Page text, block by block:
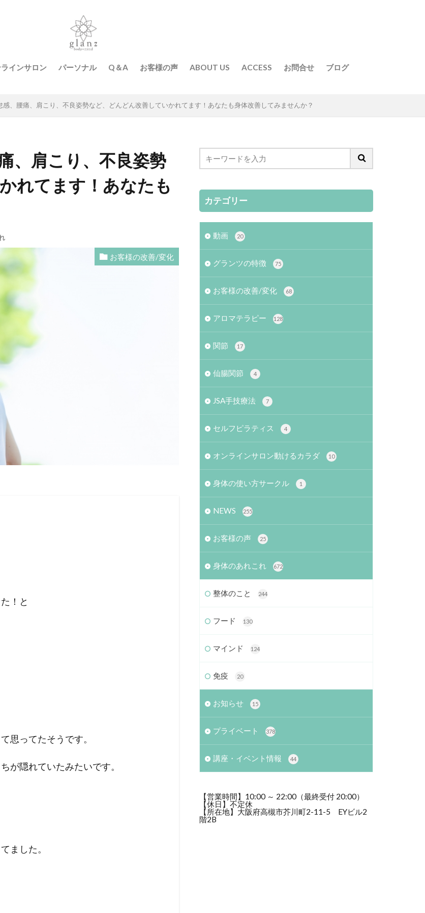
インサロン パーソナル Q＆A お客様の声 ABOUT US ACCESS お問合せ ブログ
感、腰痛、肩こり、不良姿勢など、どんどん改善していかれてます！あなたも身体改善してみませんか？
、肩こり、不良姿勢
れてます！あなたも
お客様の改善/変化
！と
思ってたそうです。
が隠れていたみたいです。
ました。
カテゴリー
動画 20
グランツの特徴 75
お客様の改善/変化 68
アロマテラピー 128
関節 17
仙腸関節 4
JSA手技療法 7
セルフピラティス 4
オンラインサロン動けるカラダ 10
身体の使い方サークル 1
NEWS 255
お客様の声 25
身体のあれこれ 672
整体のこと 244
フード 130
マインド 124
免疫 20
お知らせ 15
プライベート 378
講座・イベント情報 44
【営業時間】10:00 ～ 22:00（最終受付 20:00）
【休日】不定休
【所在地】大阪府高槻市芥川町2-11-5 EYビル2
階2B